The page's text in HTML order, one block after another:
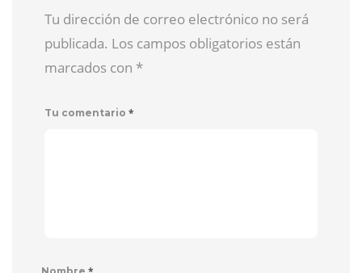
Tu dirección de correo electrónico no será
publicada. Los campos obligatorios están
marcados con *
Tu comentario *